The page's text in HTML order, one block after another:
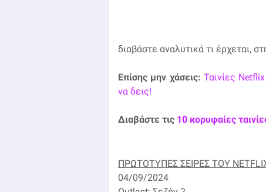
διαβάστε αναλυτικά τι έρχεται,
Επίσης μην χάσεις: Ταινίες
να δεις!
Διαβάστε τις 10 κορυφαίες
ΠΡΩΤΟΤΥΠΕΣ ΣΕΙΡΕΣ ΤΟΥ
04/09/2024